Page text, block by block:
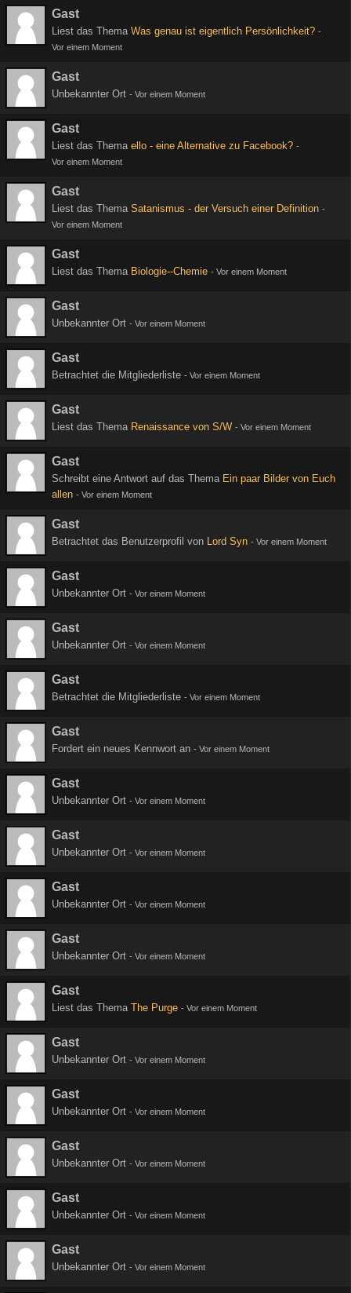
Gast
Liest das Thema Was genau ist eigentlich Persönlichkeit? -
Vor einem Moment
Gast
Unbekannter Ort - Vor einem Moment
Gast
Liest das Thema ello - eine Alternative zu Facebook? -
Vor einem Moment
Gast
Liest das Thema Satanismus - der Versuch einer Definition -
Vor einem Moment
Gast
Liest das Thema Biologie--Chemie - Vor einem Moment
Gast
Unbekannter Ort - Vor einem Moment
Gast
Betrachtet die Mitgliederliste - Vor einem Moment
Gast
Liest das Thema Renaissance von S/W - Vor einem Moment
Gast
Schreibt eine Antwort auf das Thema Ein paar Bilder von Euch
allen - Vor einem Moment
Gast
Betrachtet das Benutzerprofil von Lord Syn - Vor einem Moment
Gast
Unbekannter Ort - Vor einem Moment
Gast
Unbekannter Ort - Vor einem Moment
Gast
Betrachtet die Mitgliederliste - Vor einem Moment
Gast
Fordert ein neues Kennwort an - Vor einem Moment
Gast
Unbekannter Ort - Vor einem Moment
Gast
Unbekannter Ort - Vor einem Moment
Gast
Unbekannter Ort - Vor einem Moment
Gast
Unbekannter Ort - Vor einem Moment
Gast
Liest das Thema The Purge - Vor einem Moment
Gast
Unbekannter Ort - Vor einem Moment
Gast
Unbekannter Ort - Vor einem Moment
Gast
Unbekannter Ort - Vor einem Moment
Gast
Unbekannter Ort - Vor einem Moment
Gast
Unbekannter Ort - Vor einem Moment